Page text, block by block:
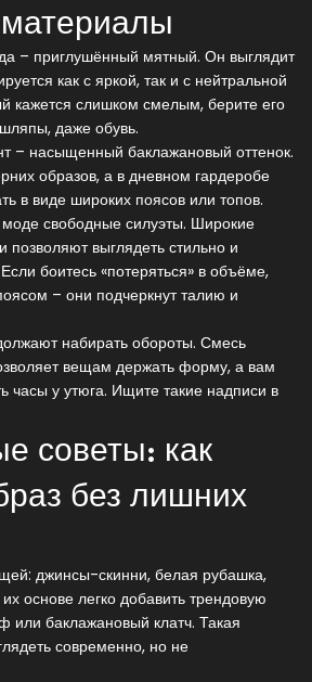
– приглушённый мятный. Он выглядит
как с яркой, так и с нейтральной
кажется слишком смелым, берите его
даже обувь.
– насыщенный баклажановый оттенок.
образов, а в дневном гардеробе
в виде широких поясов или топов.
свободные силуэты. Широкие
выглядеть стильно и
боитесь «потеряться» в объёме,
– они подчеркнут талию и
набирать обороты. Смесь
вещам держать форму, а вам
часы у утюга. Ищите такие надписи в
советы: как
без лишних
джинсы-скинни, белая рубашка,
основе легко добавить трендовую
баклажановый клатч. Такая
современно, но не